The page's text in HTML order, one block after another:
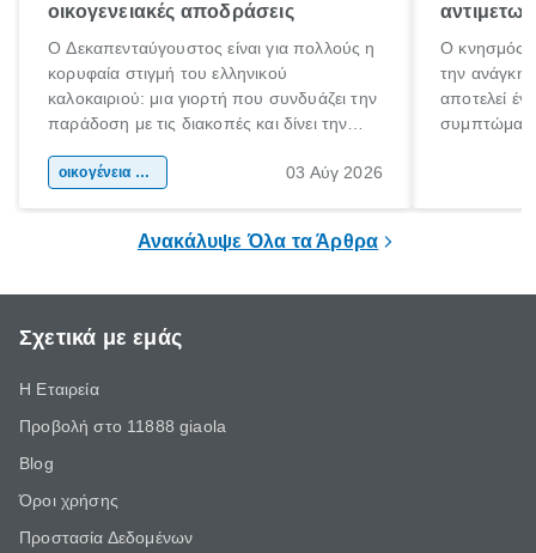
οικογενειακές αποδράσεις
Ο Δεκαπενταύγουστος είναι για πολλούς η
κορυφαία στιγμή του ελληνικού
καλοκαιριού: μια γιορτή που συνδυάζει την
παράδοση με τις διακοπές και δίνει την
χώρας. Είτε πρόκειται για λίγες μέρες
οικογένεια & παιδί 03 Αύγ 2026
Ο κνησμός
την ανάγκη
αποτελεί
Ανακάλυψε Όλα τα Άρθρα
Σχετικά με εμάς
Η Εταιρεία
Προβολή στο 11888 giaola
Blog
Όροι χρήσης
Προστασία Δεδομένων